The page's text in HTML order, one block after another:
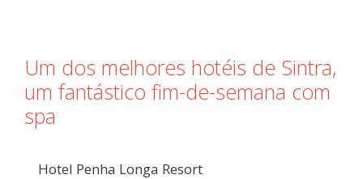
Um dos melhores hotéis de Sintra,
um fantástico fim-de-semana com
spa
Hotel Penha Longa Resort